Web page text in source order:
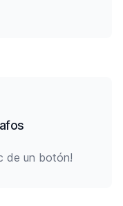
de un botón!